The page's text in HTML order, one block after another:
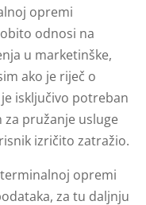
opremi
odnosi na
u marketinške,
ako je riječ o
isključivo potreban
pružanje usluge
izričito zatražio.
opremi
za tu daljnju